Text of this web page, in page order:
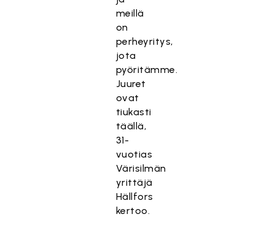
meillä
on
perheyritys,
jota
pyöritämme.
Juuret
ovat
tiukasti
täällä,
31-
vuotias
Värisilmän
yrittäjä
Hällfors
kertoo.